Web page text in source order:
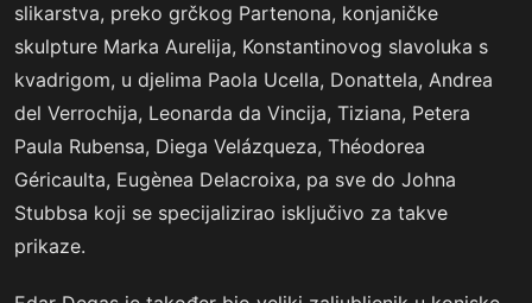
slikarstva, preko grčkog Partenona, konjaničke
skulpture Marka Aurelija, Konstantinovog slavoluka s
kvadrigom, u djelima Paola Ucella, Donattela, Andrea
del Verrochija, Leonarda da Vincija, Tiziana, Petera
Paula Rubensa, Diega Velázqueza, Théodorea
Géricaulta, Eugènea Delacroixa, pa sve do Johna
Stubbsa koji se specijalizirao isključivo za takve
prikaze.